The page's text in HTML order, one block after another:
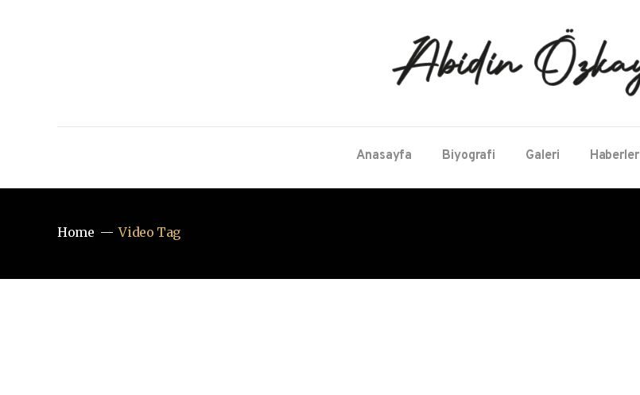
Anasayfa Biyografi Galeri Haberler
Home Video Tag